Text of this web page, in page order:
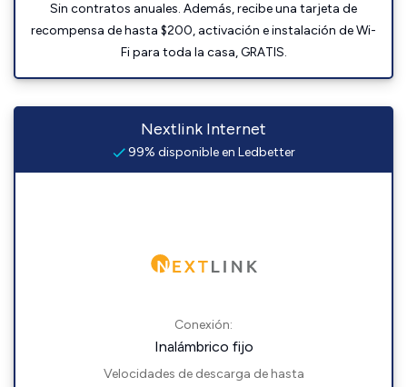
Sin contratos anuales. Además, recibe una tarjeta de
recompensa de hasta $200, activación e instalación de Wi-
Fi para toda la casa, GRATIS.
Nextlink Internet
99% disponible en Ledbetter
Conexión:
Inalámbrico fijo
Velocidades de descarga de hasta